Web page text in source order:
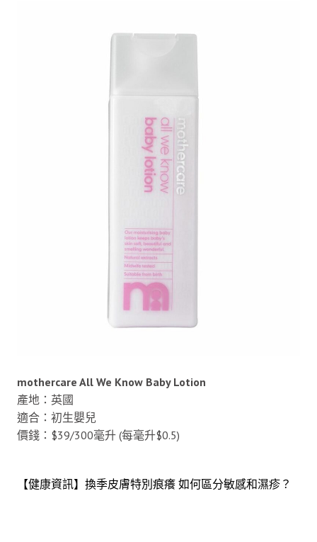
mothercare All We Know Baby Lotion
產地：英國
適合：初生嬰兒
價錢：$39/300毫升 (每毫升$0.5)
【健康資訊】換季皮膚特別痕癢 如何區分敏感和濕疹？